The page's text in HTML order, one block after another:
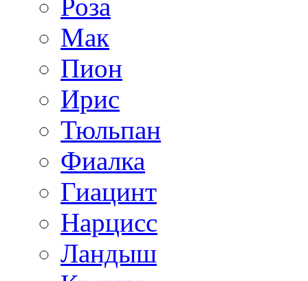
Роза
Мак
Пион
Ирис
Тюльпан
Фиалка
Гиацинт
Нарцисс
Ландыш